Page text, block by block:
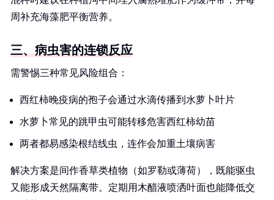
周补充海藻肥平衡营养。
三、病虫害的连锁反应
需警惕三种常见风险组合：
西红柿晚疫病的孢子会通过水滴传播到水萝卜叶片
水萝卜常见的跳甲虫可能转移危害西红柿幼苗
两者都易感染根结线虫，连作会加重土壤病害
解决方案是间作香草类植物（如罗勒或薄荷），既能驱虫
又能形成天然隔离带。定期用木醋液喷洒叶面也能降低交